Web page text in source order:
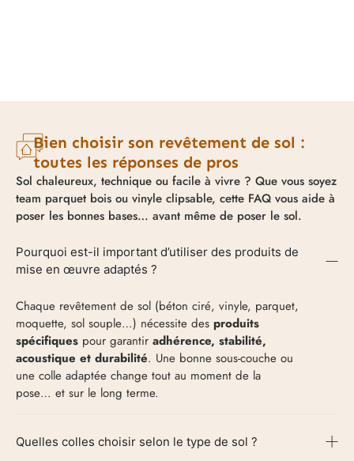
Bien choisir son revêtement de sol :
toutes les réponses de pros
Sol chaleureux, technique ou facile à vivre ? Que vous soyez
team parquet bois ou vinyle clipsable, cette FAQ vous aide à
poser les bonnes bases… avant même de poser le sol.
Pourquoi est-il important d’utiliser des produits de
mise en œuvre adaptés ?
Chaque revêtement de sol (béton ciré, vinyle, parquet,
moquette, sol souple…) nécessite des produits
spécifiques pour garantir adhérence, stabilité,
acoustique et durabilité. Une bonne sous-couche ou
une colle adaptée change tout au moment de la
pose… et sur le long terme.
Quelles colles choisir selon le type de sol ?